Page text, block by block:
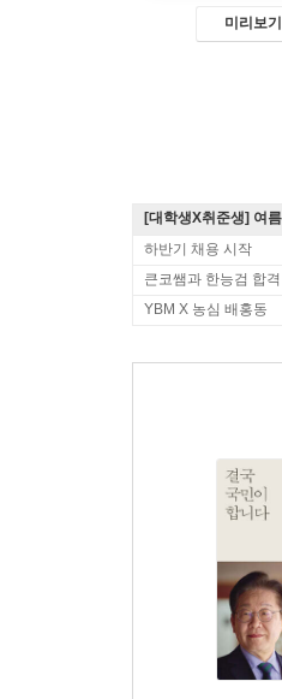
미리보기
[대학생X취준생] 여
하반기 채용 시작
큰코쌤과 한능검 합격
YBM X 농심 배홍동